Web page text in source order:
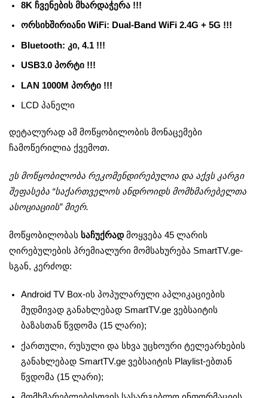
8K ჩვენების მხარდაჭერა !!!
ორსიხშირიანი WiFi: Dual-Band WiFi 2.4G + 5G !!!
Bluetooth: კი, 4.1 !!!
USB3.0 პორტი !!!
LAN 1000M პორტი !!!
LCD პანელი
დეტალურად ამ მოწყობილობის მონაცემები
ჩამოწერილია ქვემოთ.
ეს მოწყობილობა რეკომენდირებულია და აქვს კარგი
შეფასება “საქართველოს ანდროიდს მომხმარებელთა
ასოციაციის” მიერ.
მოწყობილობას საჩუქრად მოყვება 45 ლარის
ღირებულების პრემიალური მომსახურება SmartTV.ge-
სგან, კერძოდ:
Android TV Box-ის პოპულარული აპლიკაციების
მუდმივად განახლებად SmartTV.ge ვებსაიტის
ბაზასთან წვდომა (15 ლარი);
ქართული, რუსული და სხვა უცხოური ტელეარხების
განახლებად SmartTV.ge ვებსაიტის Playlist-ებთან
წვდომა (15 ლარი);